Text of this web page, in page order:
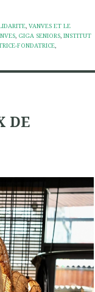
, VANVES ET LE
, GIGA SENIORS,INSTITUT
FONDATRICE,
DE